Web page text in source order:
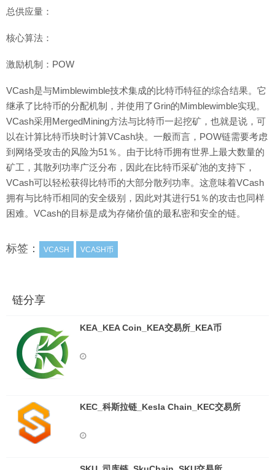
总供应量：
核心算法：
激励机制：POW
VCash是与Mimblewimble技术集成的比特币特征的综合结果。它
继承了比特币的分配机制，并使用了Grin的Mimblewimble实现。
VCash采用MergedMining方法与比特币一起挖矿，也就是说，可
以在计算比特币块时计算VCash块。一般而言，POW链需要考虑
到网络受攻击的风险为51％。由于比特币拥有世界上最大数量的
矿工，其散列功率广泛分布，因此在比特币采矿池的支持下，
VCash可以轻松获得比特币的大部分散列功率。这意味着VCash
拥有与比特币相同的安全级别，因此对其进行51％的攻击也同样
困难。VCash的目标是成为存储价值的最私密和安全的链。
标签： VCASH VCASH币
链分享
KEA_KEA Coin_KEA交易所_KEA币
KEC_科斯拉链_Kesla Chain_KEC交易所